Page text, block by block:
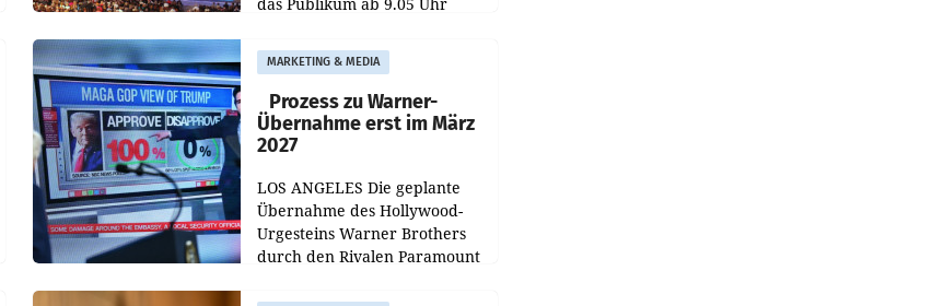
„Kulturmatinee“. Die Sendung
startet mit der Dokumentation
„20 Jahre Grafenegg
MARKETING & MEDIA
Prozess zu Warner-
Übernahme erst im März
2027
LOS ANGELES Die geplante
Übernahme des Hollywood-
Urgesteins Warner Brothers
durch den Rivalen Paramount